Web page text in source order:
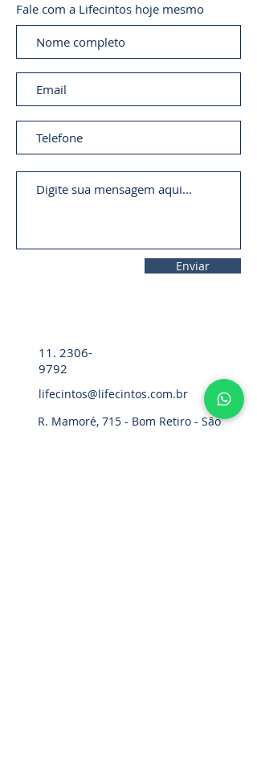
Fale com a Lifecintos hoje mesmo
Enviar
11. 2306-
9792
lifecintos@lifecintos.com.br
R. Mamoré, 715 - Bom Retiro - São